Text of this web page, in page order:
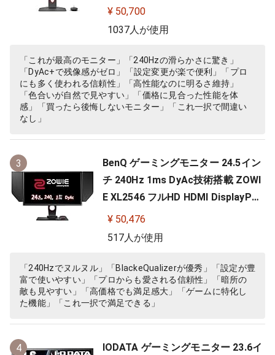
さめ台座/新筐体デザイン/新OSDメ
ニュー/新型液晶パネル採用)
¥ 50,700
1037人が使用
「これが最高のモニター」「240Hzの滑らかさに驚き」
「DyAc+で残像感がゼロ」「設定変更が楽で便利」「プロ
にも多く使われる信頼性」「高性能なのに明るさ維持」
「色合いが自然で見やすい」「価格に見合った性能を体
感」「買ったら後悔しないモニター」「これ一択で間違い
なし」
3
BenQ ゲーミングモニター 24.5イン
チ 240Hz 1ms DyAc技術搭載 ZOWI
E XL2546 フルHD HDMI DisplayPor
t DVI-DL搭載 FPS向き ディスプレイ
¥ 50,476
517人が使用
「240Hzでヌルヌル」「BlackeQualizerが優秀」「設定が豊
富で使いやすい」「プロからも愛される信頼性」「暗所の
敵も見やすい」「高価格でも満足感大」「ゲームに特化し
た機能」「これ一択で満足できる」
4
IODATA ゲーミングモニター 23.6イ